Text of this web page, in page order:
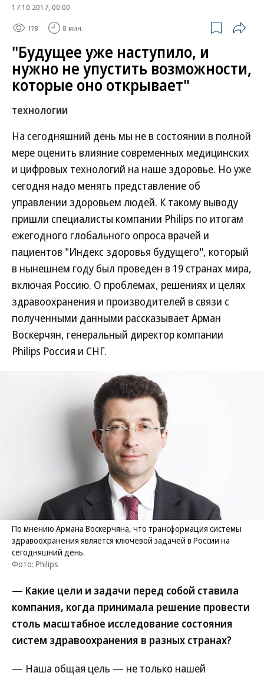
17.10.2017, 00:00
178 8 мин.
"Будущее уже наступило, и
нужно не упустить возможности,
которые оно открывает"
технологии
На сегодняшний день мы не в состоянии в полной
мере оценить влияние современных медицинских
и цифровых технологий на наше здоровье. Но уже
сегодня надо менять представление об
управлении здоровьем людей. К такому выводу
пришли специалисты компании Philips по итогам
ежегодного глобального опроса врачей и
пациентов "Индекс здоровья будущего", который
в нынешнем году был проведен в 19 странах мира,
включая Россию. О проблемах, решениях и целях
здравоохранения и производителей в связи с
полученными данными рассказывает Арман
Воскерчян, генеральный директор компании
Philips Россия и СНГ.
По мнению Армана Воскерчяна, что трансформация системы
здравоохранения является ключевой задачей в России на
сегодняшний день.
Фото: Philips
— Какие цели и задачи перед собой ставила
компания, когда принимала решение провести
столь масштабное исследование состояния
систем здравоохранения в разных странах?
— Наша общая цель — не только нашей